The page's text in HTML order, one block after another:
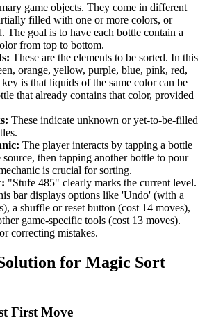
game objects. They come in different
filled with one or more colors, or
The goal is to have each bottle contain a
from top to bottom.
These are the elements to be sorted. In this
orange, yellow, purple, blue, pink, red,
is that liquids of the same color can be
that already contains that color, provided
These indicate unknown or yet-to-be-filled
The player interacts by tapping a bottle
source, then tapping another bottle to pour
is crucial for sorting.
"Stufe 485" clearly marks the current level.
bar displays options like 'Undo' (with a
a shuffle or reset button (cost 14 moves),
game-specific tools (cost 13 moves).
correcting mistakes.
for Magic Sort
First Move